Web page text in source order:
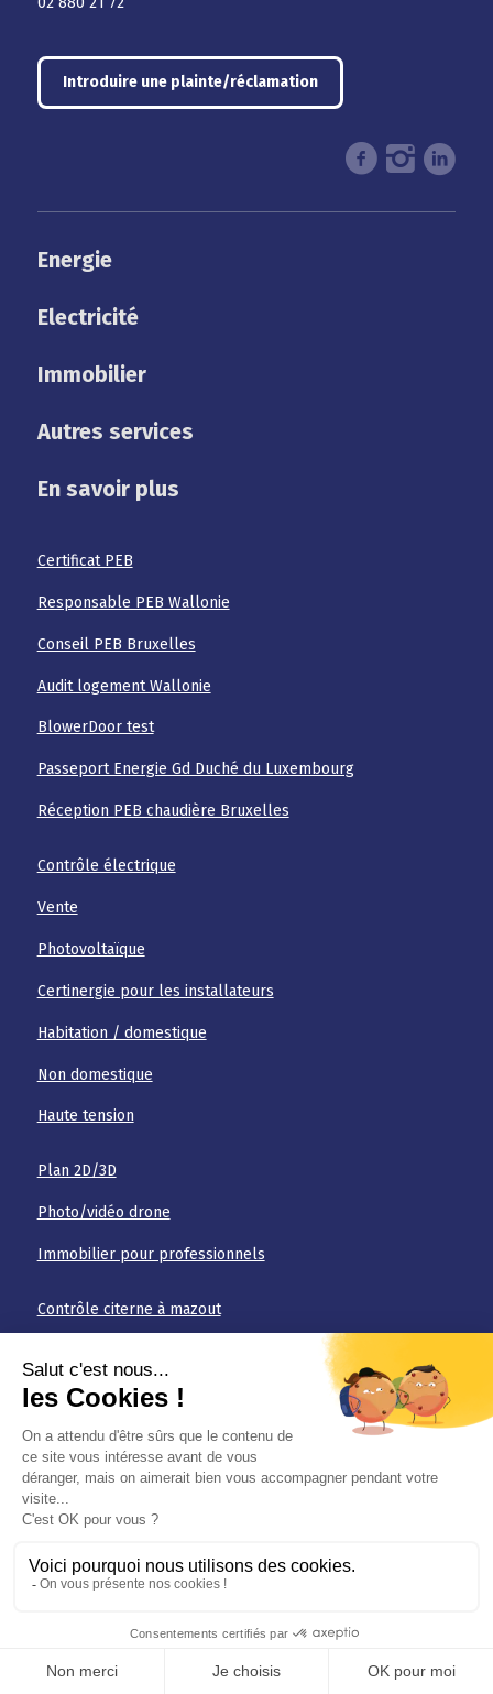
Introduire une plainte/réclamation
Energie
Electricité
Immobilier
Autres services
En savoir plus
Certificat PEB
Responsable PEB Wallonie
Conseil PEB Bruxelles
Audit logement Wallonie
BlowerDoor test
Passeport Energie Gd Duché du Luxembourg
Réception PEB chaudière Bruxelles
Contrôle électrique
Vente
Photovoltaïque
Certinergie pour les installateurs
Habitation / domestique
Non domestique
Haute tension
Plan 2D/3D
Photo/vidéo drone
Immobilier pour professionnels
Contrôle citerne à mazout
Nos packs
Academy
Préparer votre visite
FAQ
Téléchargements